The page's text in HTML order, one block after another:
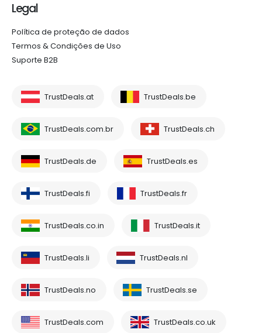
Legal
Política de proteção de dados
Termos & Condições de Uso
Suporte B2B
TrustDeals.at TrustDeals.be
TrustDeals.com.br TrustDeals.ch
TrustDeals.de TrustDeals.es
TrustDeals.fi TrustDeals.fr
TrustDeals.co.in TrustDeals.it
TrustDeals.li TrustDeals.nl
TrustDeals.no TrustDeals.se
TrustDeals.com TrustDeals.co.uk